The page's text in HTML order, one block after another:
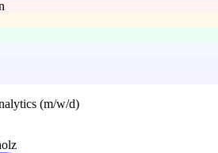
(m/w/d)